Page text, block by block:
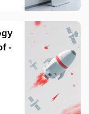
-